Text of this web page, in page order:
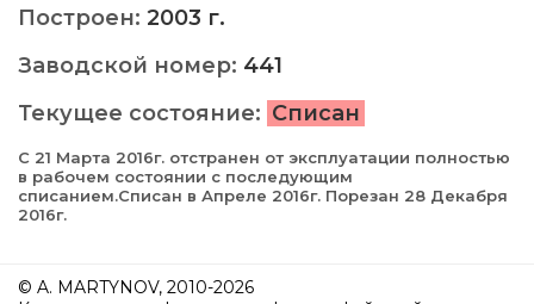
Построен: 2003 г.
Заводской номер: 441
Текущее состояние: Списан
С 21 Марта 2016г. отстранен от эксплуатации полностью
в рабочем состоянии с последующим
списанием.Списан в Апреле 2016г. Порезан 28 Декабря
2016г.
© A. MARTYNOV, 2010-2026